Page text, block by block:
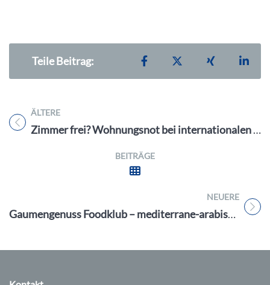
Teile Beitrag: Teilen auf Facebook
Teilen auf XTeilen auf
ÄLTERE
Titel für Beitrag
Zimmer frei? Wohnungsnot bei internationalen Studierenden dramatisch
BEITRÄGE
NEUERE
Titel für Beitrag
Gaumengenuss Foodklub – mediterrane-arabische Küche